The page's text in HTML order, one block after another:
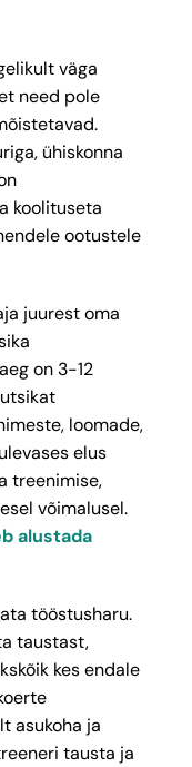
väga
need pole
ühiskonna
koolituseta
ootustele
juurest oma
on 3-12
loomade,
elus
treenimise,
võimalusel.
alustada
tööstusharu.
taustast,
kes endale
asukoha ja
tausta ja